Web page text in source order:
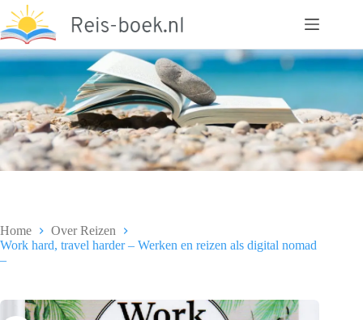
naar
de
inhoud
Home
Over Reizen
Work hard, travel harder – Werken en reizen als digital nomad
–